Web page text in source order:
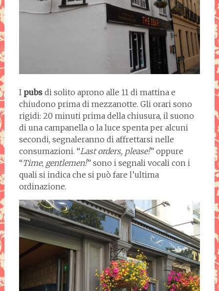
I pubsdi solito aprono alle 11 di mattina e
chiudono prima di mezzanotte. Gli orari sono
rigidi: 20 minuti prima della chiusura, il suono
di una campanella o la luce spenta per alcuni
secondi, segnaleranno di affrettarsi nelle
consumazioni. “Last orders, please!” oppure
“Time, gentlemen!” sono i segnali vocali con i
quali si indica che si può fare l’ultima
ordinazione.